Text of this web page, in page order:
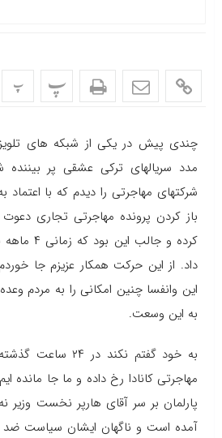
پ پ
چندی پیش در یکی از شبکه های
مدد سریالهای ترکی عشقی پر
شرکتهای مهاجرتی را دیدم که با اعتماد
باز کردن پرونده مهاجرتی تجاری
کرده و
داد. از این حرکت همکار عزیزم جا
این وانفسا چنین امکانی را به مردم
به این وسعت.
به خود گفتم نکند در
مهاجرتی کانادا رخ داده و ما جا مانده
پارلمان بر سر آقای هارپر نخست وزیر
آمده است و ناگهان ایشان سیاست ضد